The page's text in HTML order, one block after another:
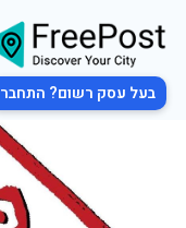
בעל עסק רשום? התחבר